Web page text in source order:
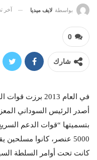
بواسطة لايف ميديا آخر
0
شارك
في العام 2013
أصدر الرئيس السوداني
بتسميتها “قوات الدعم
كانت تحت أوامر السلطة